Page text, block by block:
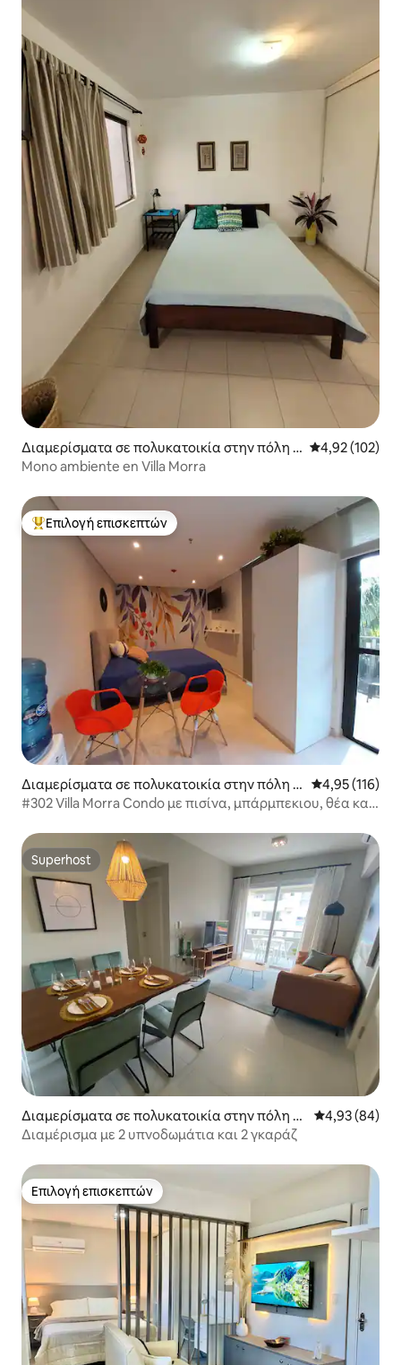
Διαμερίσματα σε πολυκατοικία στην πόλη A
sunción
Μέση
4,92 (102)
Mono ambiente en Villa Morra
Κορυφαία επιλογή επισκεπτών
Επιλογή επισκεπτών
Διαμερίσματα σε πολυκατοικία στην πόλη A
sunción
Μέση
4,95 (116)
#302 Villa Morra Condo με πισίνα, μπάρμπεκιου, θέα και
Superhost
Superhost
Διαμερίσματα σε πολυκατοικία στην πόλη A
sunción
Μέση
4,93 (84)
Διαμέρισμα με 2 υπνοδωμάτια και 2 γκαράζ
Επιλογή επισκεπτών
Επιλογή επισκεπτών